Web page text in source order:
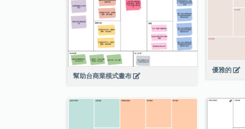
幫助台商業模式畫布
優雅的